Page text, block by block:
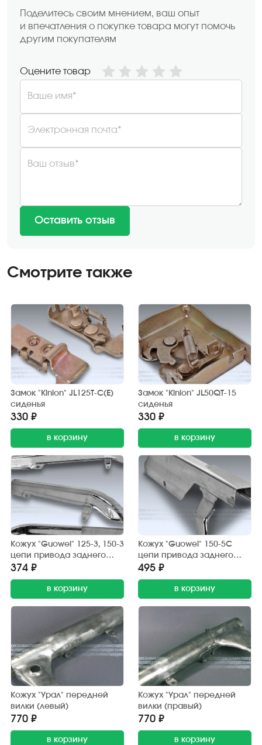
Поделитесь своим мнением, ваш опыт
и впечатления о покупке товара могут помочь
другим покупателям
Оцените товар
Ваше имя*
Электронная почта*
Ваш отзыв*
Оставить отзыв
Смотрите также
Замок "Kinlon" JL125T-C(E)
сиденья
330 ₽
в корзину
Замок "Kinlon" JL50QT-15
сиденья
330 ₽
в корзину
Кожух "Guowei" 125-3, 150-3
цепи привода заднего
колеса (защитный) хром.
374 ₽
в корзину
Кожух "Guowei" 150-5С
цепи привода заднего
колеса (защитный) хром.
495 ₽
в корзину
Кожух "Урал" передней
вилки (левый)
770 ₽
в корзину
Кожух "Урал" передней
вилки (правый)
770 ₽
в корзину